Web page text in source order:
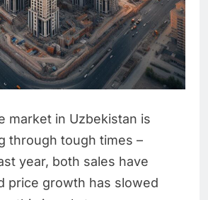
market in Uzbekistan is
through tough times –
year, both sales have
price growth has slowed